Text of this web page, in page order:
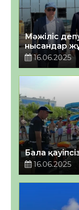
Мәжіліс
нысандар
16.06.2025
Бала
16.06.2025